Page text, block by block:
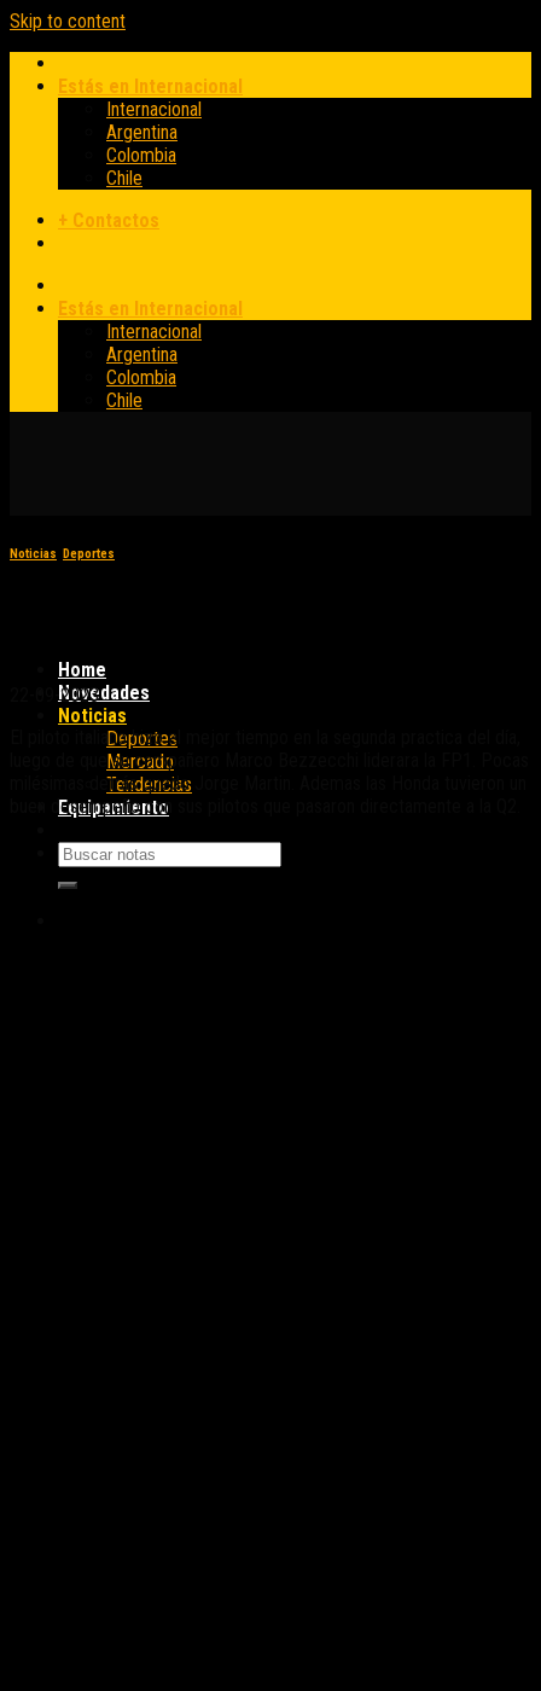
Skip to content
Estás en Internacional
Internacional
Argentina
Colombia
Chile
+ Contactos
Estás en Internacional
Internacional
Argentina
Colombia
Chile
Home
Novedades
Noticias
Deportes
Mercado
Tendencias
Equipamiento
Noticias Deportes
22-09-2023
El piloto italiano hizo el mejor tiempo en la segunda practica del día,
luego de que su compañero Marco Bezzecchi liderara la FP1. Pocas
milésimas detrás quedo Jorge Martin. Ademas las Honda tuvieron un
buen desempeño con sus pilotos que pasaron directamente a la Q2.